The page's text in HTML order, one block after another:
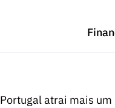
Portugal atrai mais